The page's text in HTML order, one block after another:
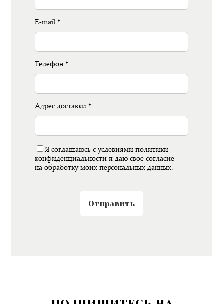
E-mail *
Телефон *
Адрес доставки *
Я соглашаюсь с условиямиполитики
конфиденциальности и даю свое согласие
на обработку моих персональных данных.